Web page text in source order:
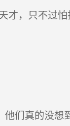
，只不过
们真的没想